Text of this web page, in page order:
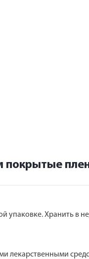
покрытые
упаковке. Хранить в
лекарственными